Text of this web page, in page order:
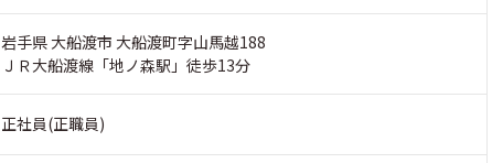
岩手県 大船渡市 大船渡町字山馬越188
ＪＲ大船渡線「地ノ森駅」徒歩13分
正社員(正職員)